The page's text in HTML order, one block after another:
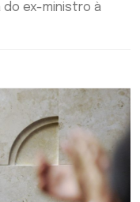
do ex-ministro à